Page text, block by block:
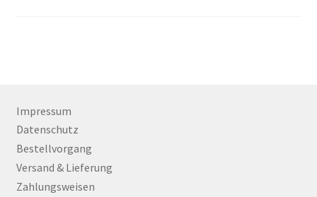
Impressum
Datenschutz
Bestellvorgang
Versand & Lieferung
Zahlungsweisen